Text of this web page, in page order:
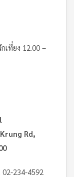
เที่ยง 12.00 –
Rd,
234-4592